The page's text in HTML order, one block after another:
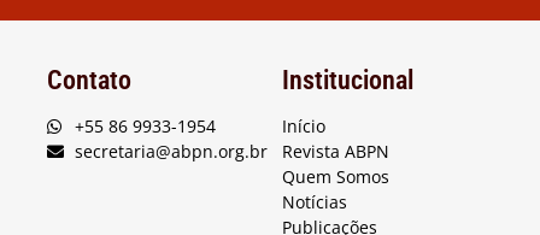
Contato
+55 86 9933-1954
secretaria@abpn.org.br
Institucional
Início
Revista ABPN
Quem Somos
Notícias
Publicações